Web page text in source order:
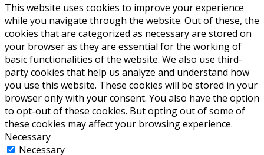
This website uses cookies to improve your experience
while you navigate through the website. Out of these, the
cookies that are categorized as necessary are stored on
your browser as they are essential for the working of
basic functionalities of the website. We also use third-
party cookies that help us analyze and understand how
you use this website. These cookies will be stored in your
browser only with your consent. You also have the option
to opt-out of these cookies. But opting out of some of
these cookies may affect your browsing experience.
Necessary
Necessary